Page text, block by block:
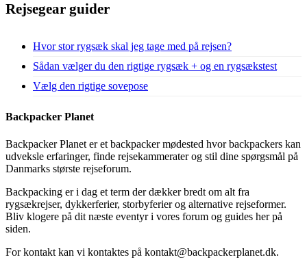
Rejsegear guider
Hvor stor rygsæk skal jeg tage med på rejsen?
Sådan vælger du den rigtige rygsæk + og en rygsækstest
Vælg den rigtige sovepose
Backpacker Planet
Backpacker Planet er et backpacker mødested hvor backpackers kan
udveksle erfaringer, finde rejsekammerater og stil dine spørgsmål på
Danmarks største rejseforum.
Backpacking er i dag et term der dækker bredt om alt fra
rygsækrejser, dykkerferier, storbyferier og alternative rejseformer.
Bliv klogere på dit næste eventyr i vores forum og guides her på
siden.
For kontakt kan vi kontaktes på kontakt@backpackerplanet.dk.